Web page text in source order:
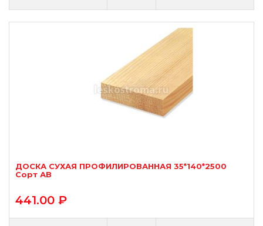
ДОСКА СУХАЯ ПРОФИЛИРОВАННАЯ 35*140*2500
Сорт АВ
441.00 ₽